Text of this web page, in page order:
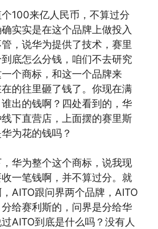
100来亿人民币，不算过分
实实是在这个品牌上做投入
，说华为提供了技术，赛里
底怎么分钱，咱们不去研究
个商标，和这一个品牌来
的往里砸了钱了。你现在满
出的钱啊？四处看到的，华
下直营店，上面摆的赛里斯
为花的钱吗？
华为整个这个商标，说我现
一笔钱啊，并不算过分。就
AITO跟问界两个品牌，AITO
给赛利斯的，问界是分给华
AITO到底是什么吗？没有人